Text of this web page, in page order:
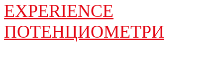
EXPERIENCE
ПОТЕНЦИОМЕТРИ